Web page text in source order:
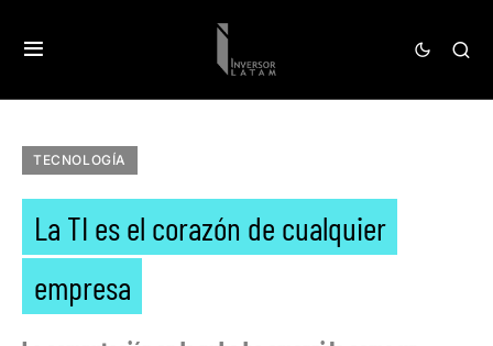
TECNOLOGÍA
La TI es el corazón de cualquier
empresa